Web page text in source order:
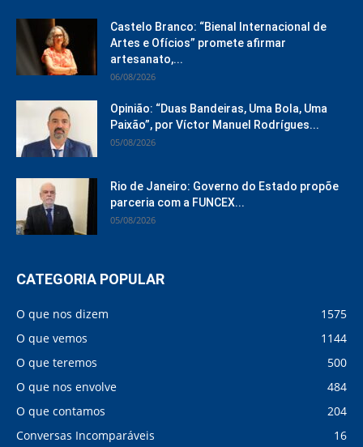
Castelo Branco: “Bienal Internacional de
Artes e Ofícios” promete afirmar
artesanato,...
06/08/2026
Opinião: “Duas Bandeiras, Uma Bola, Uma
Paixão”, por Víctor Manuel Rodrígues...
05/08/2026
Rio de Janeiro: Governo do Estado propõe
parceria com a FUNCEX...
05/08/2026
CATEGORIA POPULAR
O que nos dizem
1575
O que vemos
1144
O que teremos
500
O que nos envolve
484
O que contamos
204
Conversas Incomparáveis
16